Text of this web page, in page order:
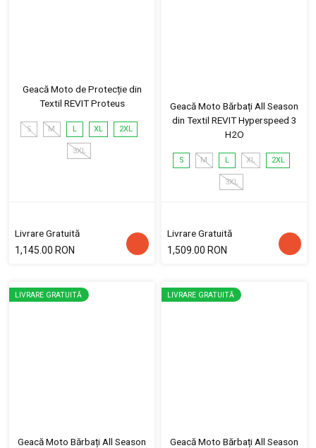
Geacă Moto de Protecție din
Textil REVIT Proteus
S M L XL 2XL
3XL
Livrare Gratuită
1,145.00 RON
Geacă Moto Bărbați All Season
din Textil REVIT Hyperspeed 3
H2O
S M L XL 2XL
3XL
Livrare Gratuită
1,509.00 RON
LIVRARE GRATUITĂ
Geacă Moto Bărbați All Season
LIVRARE GRATUITĂ
Geacă Moto Bărbați All Season